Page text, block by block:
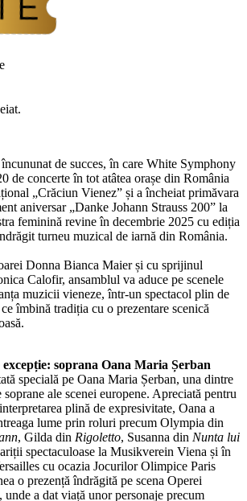
de succes, în care White Symphony
de concerte în tot atâtea orașe din România
„Crăciun Vienez” și a încheiat primăvara
aniversar „Danke Johann Strauss 200” la
feminină revine în decembrie 2025 cu ediția
turneu muzical de iarnă din România.
Donna Bianca Maier și cu sprijinul
Calofir, ansamblul va aduce pe scenele
muzicii vieneze, într-un spectacol plin de
îmbină tradiția cu o prezentare scenică
soprana Oana Maria Șerban
specială pe Oana Maria Șerban, una dintre
ale scenei europene. Apreciată pentru
plină de expresivitate, Oana a
lume prin roluri precum Olympia din
, Gilda din Rigoletto, Susanna din Nunta lui
spectaculoase la Musikverein Viena și în
cu ocazia Jocurilor Olimpice Paris
o prezență îndrăgită pe scena Operei
a dat viață unor personaje precum